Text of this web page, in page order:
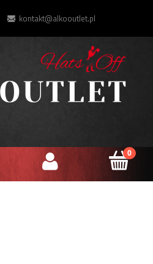
kontakt@alkooutlet.pl